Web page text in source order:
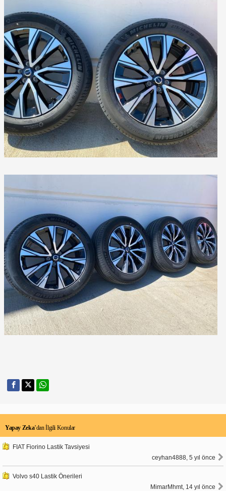
Yapay Zeka’dan İlgili Konular
FIAT Fiorino Lastik Tavsiyesi
ceyhan4888, 5 yıl önce
Volvo s40 Lastik Önerileri
MimarMhmt, 14 yıl önce